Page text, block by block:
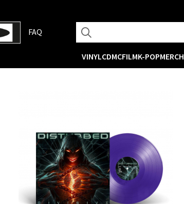
FAQ
VINYLCDMCFILMK-POPMERCH